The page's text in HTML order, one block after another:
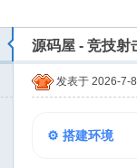
源码屋 - 竞技射
发表于 2026-7-
⚙️ 搭建环境